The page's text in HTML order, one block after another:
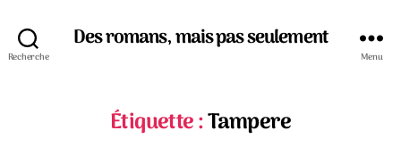
Recherche
Des romans, mais pas seulement
Menu
Étiquette :Tampere